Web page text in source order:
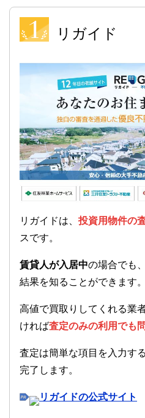
リガイド
リガイドは、 投資用物件の
スです。
賃貸人が入居中の場合でも、
結果を知ることができます。
高値で買取りしてくれる業
ければ査定のみの利用でも
査定は簡単な項目を入力す
完了します。
リガイドの公式サイト